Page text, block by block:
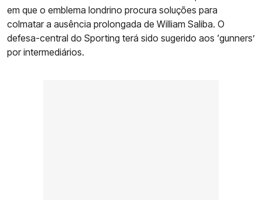
em que o emblema londrino procura soluções para
colmatar a ausência prolongada de William Saliba. O
defesa-central do Sporting terá sido sugerido aos ‘gunners’
por intermediários.